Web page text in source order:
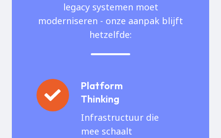
legacy systemen moet
moderniseren - onze aanpak blijft
hetzelfde:
Platform
Thinking
Infrastructuur die
mee schaalt
Platform
Thinking